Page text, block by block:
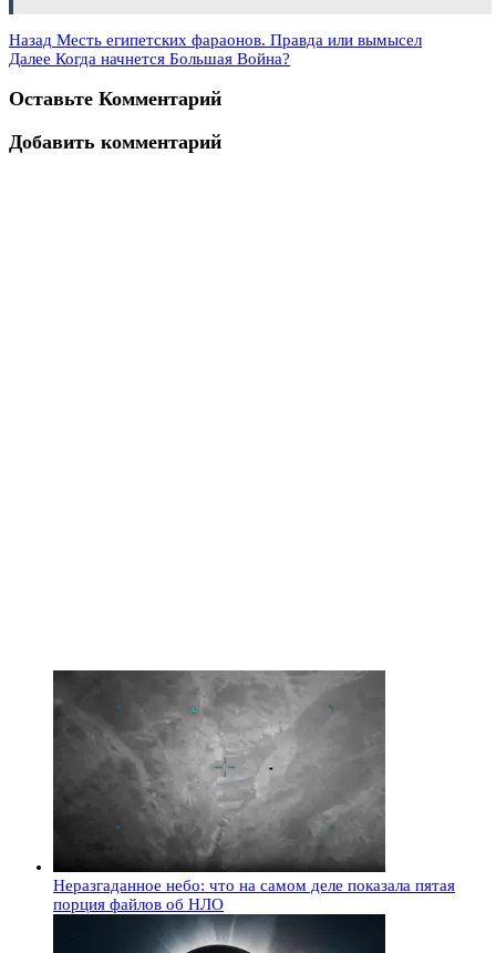
Назад Месть египетских фараонов. Правда или вымысел
Далее Когда начнется Большая Война?
Оставьте Комментарий
Добавить комментарий
Неразгаданное небо: что на самом деле показала пятая
порция файлов об НЛО